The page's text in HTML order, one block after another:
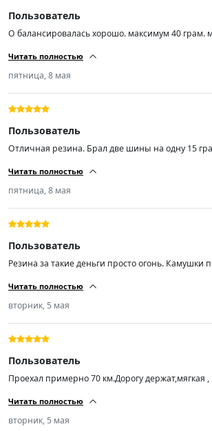
Пользователь
О балансировалась хорошо. максимум 40 грам.
Читать полностью
пятница, 8 мая
Пользователь
Отличная резина. Брал две шины на одну 15
Читать полностью
пятница, 8 мая
Пользователь
Резина за такие деньги просто огонь. Камушки
самое главное лучше нашей раз в 100.
Читать полностью
вторник, 5 мая
Пользователь
Проехал примерно 70 км.Дорогу держат,мягкая
Читать полностью
вторник, 5 мая